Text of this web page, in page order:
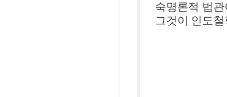
숙명론적 법
그것이 인도